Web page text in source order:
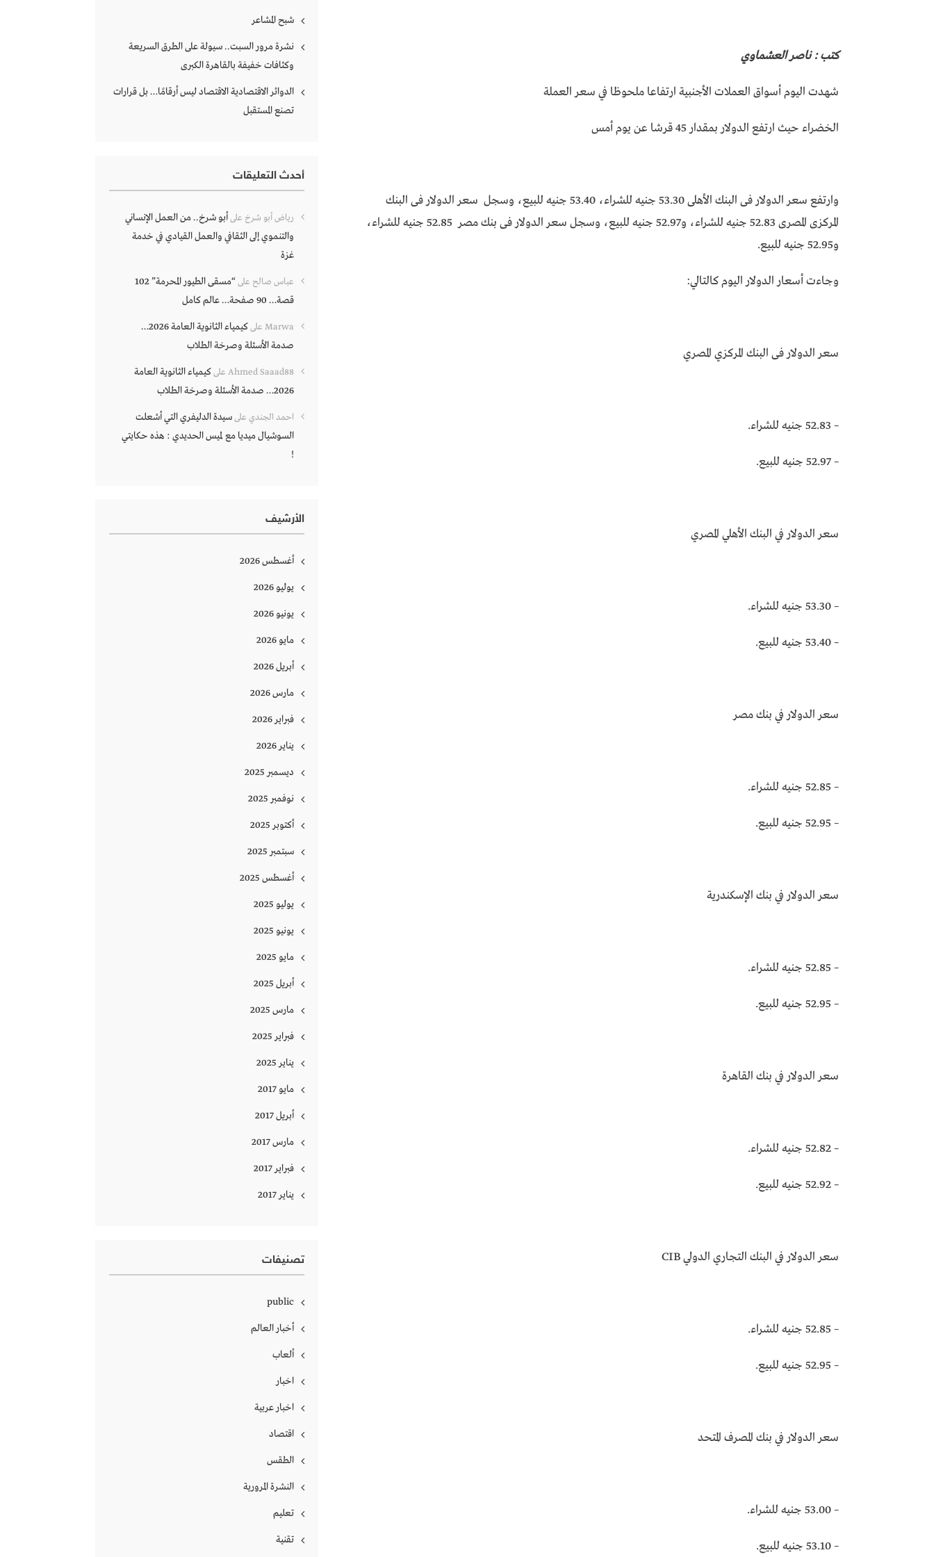
كتب : ناصر العشماوي
شهدت اليوم أسواق العملات الأجنبية ارتفاعا ملحوظا في سعر العملة
الخضراء حيث ارتفع الدولار بمقدار 45 قرشا عن يوم أمس
وارتفع سعر الدولار فى البنك الأهلى 53.30 جنيه للشراء، 53.40 جنيه للبيع، وسجل سعر الدولار فى البنك
المركزى المصرى 52.83 جنيه للشراء، و52.97 جنيه للبيع، وسجل سعر الدولار فى بنك مصر 52.85 جنيه للشراء،
و52.95 جنيه للبيع.
وجاءت أسعار الدولار اليوم كالتالي:
سعر الدولار فى البنك المركزي المصري
– 52.83 جنيه للشراء.
– 52.97 جنيه للبيع.
سعر الدولار في البنك الأهلي المصري
– 53.30 جنيه للشراء.
– 53.40 جنيه للبيع.
سعر الدولار في بنك مصر
– 52.85 جنيه للشراء.
– 52.95 جنيه للبيع.
سعر الدولار في بنك الإسكندرية
– 52.85 جنيه للشراء.
– 52.95 جنيه للبيع.
سعر الدولار في بنك القاهرة
– 52.82 جنيه للشراء.
– 52.92 جنيه للبيع.
سعر الدولار في البنك التجاري الدولي CIB
– 52.85 جنيه للشراء.
– 52.95 جنيه للبيع.
سعر الدولار في بنك المصرف المتحد
– 53.00 جنيه للشراء.
– 53.10 جنيه للبيع.
شبح المشاعر
نشرة مرور السبت.. سيولة على الطرق السريعة
وكثافات خفيفة بالقاهرة الكبرى
الدوائر الاقتصادية الاقتصاد ليس أرقامًا… بل قرارات
تصنع المستقبل
أحدث التعليقات
رياض أبو شرخ علىأبو شرخ.. من العمل الإنساني
والتنموي إلى الثقافي والعمل القيادي في خدمة
غزة
عباس صالح على
“مسقى الطيور المحرمة” 102
قصة… 90 صفحة… عالم كامل
Marwa على
كيمياء الثانوية العامة 2026…
صدمة الأسئلة وصرخة الطلاب
Ahmed Saaad88 علىكيمياء الثانوية العامة
2026… صدمة الأسئلة وصرخة الطلاب
احمد الجندي علىسيدة الدليفري التي أشعلت
السوشيال ميديا مع لميس الحديدي : هذه حكايتي
!
الأرشيف
أغسطس 2026
يوليو 2026
يونيو 2026
مايو 2026
أبريل 2026
مارس 2026
فبراير 2026
يناير 2026
ديسمبر 2025
نوفمبر 2025
أكتوبر 2025
سبتمبر 2025
أغسطس 2025
يوليو 2025
يونيو 2025
مايو 2025
أبريل 2025
مارس 2025
فبراير 2025
يناير 2025
مايو 2017
أبريل 2017
مارس 2017
فبراير 2017
يناير 2017
تصنيفات
public
أخبار العالم
ألعاب
اخبار
اخبار عربية
اقتصاد
الطقس
النشرة المرورية
تعليم
تقنية